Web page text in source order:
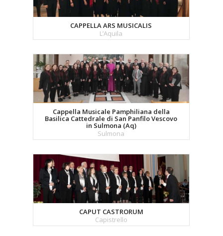
CAPPELLA ARS MUSICALIS
L’Aquila
Cappella Musicale Pamphiliana della
Basilica Cattedrale di San Panfilo Vescovo
in Sulmona (Aq)
Sulmona
CAPUT CASTRORUM
Capistrello